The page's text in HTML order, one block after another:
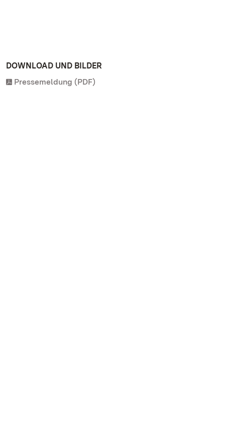
DOWNLOAD UND BILDER
Pressemeldung (PDF)